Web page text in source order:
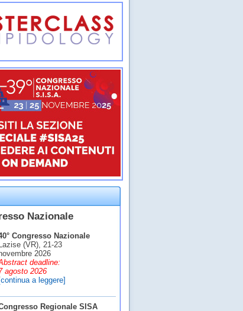
Nazionale
Congresso Nazionale
Lazise (VR), 21-23
2026
deadline:
agosto 2026
[continua a leggere]
Regionale SISA